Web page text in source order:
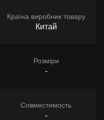
Країна виробник товару
Китай
Розміри
-
Совместимость
-